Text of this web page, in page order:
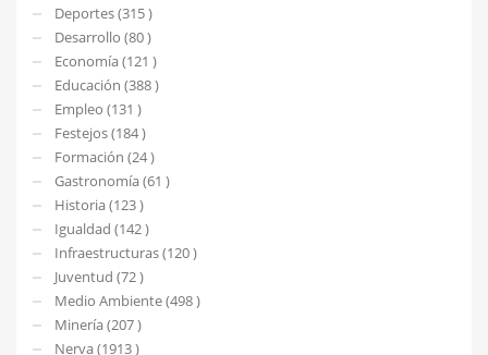
Deportes (315 )
Desarrollo (80 )
Economía (121 )
Educación (388 )
Empleo (131 )
Festejos (184 )
Formación (24 )
Gastronomía (61 )
Historia (123 )
Igualdad (142 )
Infraestructuras (120 )
Juventud (72 )
Medio Ambiente (498 )
Minería (207 )
Nerva (1913 )